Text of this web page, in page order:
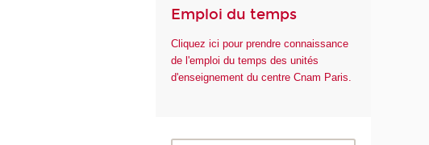
Emploi du temps
Cliquez ici pour prendre connaissance
de l'emploi du temps des unités
d'enseignement du centre Cnam Paris.